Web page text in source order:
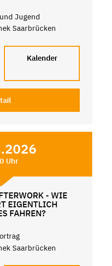
Jugend
Saarbrücken
Kalender
Uhr
- WIE
EIGENTLICH
FAHREN?
Saarbrücken